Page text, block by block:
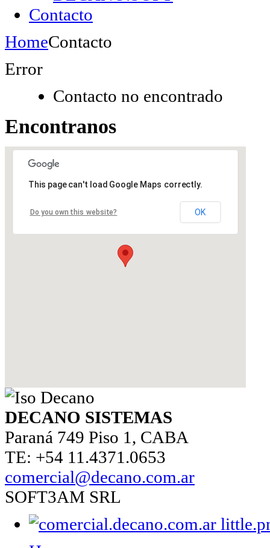
Contacto
HomeContacto
Error
Contacto no encontrado
Encontranos
This page can't load Google Maps correctly.
Do you own this website? OK
DECANO SISTEMAS
Paraná 749 Piso 1, CABA
TE: +54 11.4371.0653
comercial@decano.com.ar
SOFT3AM SRL